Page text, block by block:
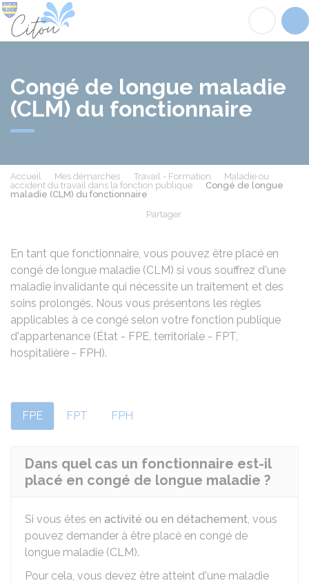
Congé de longue maladie
(CLM) du fonctionnaire
Accueil Mes démarches Travail - Formation
Maladie ou
accident du travail dans la fonction publique
Congé de longue
maladie (CLM) du fonctionnaire
Partager
En tant que fonctionnaire, vous pouvez être placé en
congé de longue maladie (CLM) si vous souffrez d'une
maladie invalidante qui nécessite un traitement et des
soins prolongés. Nous vous présentons les règles
applicables à ce congé selon votre fonction publique
d'appartenance (État - FPE, territoriale - FPT,
hospitalière - FPH).
FPE FPT FPH
Dans quel cas un fonctionnaire est-il
placé en congé de longue maladie ?
Si vous êtes en activité ou en détachement, vous
pouvez demander à être placé en congé de
longue maladie (CLM).
Pour cela, vous devez être atteint d'une maladie